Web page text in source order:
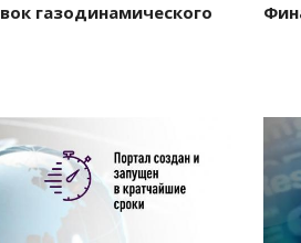
газодинамического